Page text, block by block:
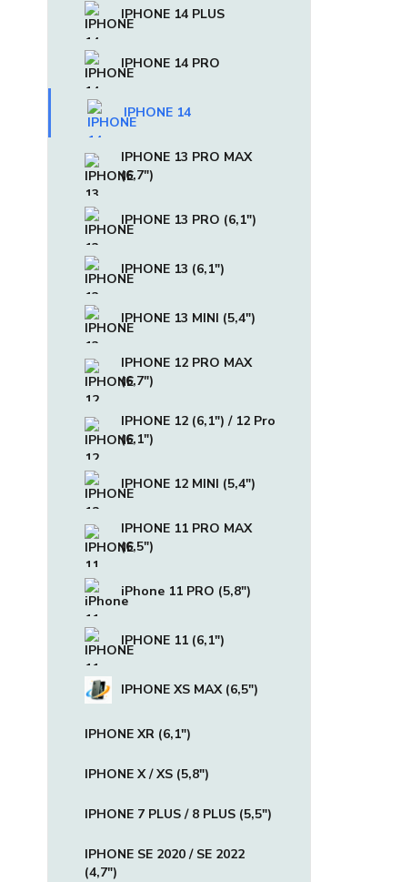
IPHONE 14 PLUS
IPHONE 14 PRO
IPHONE 14
IPHONE 13 PRO MAX
(6,7")
IPHONE 13 PRO (6,1")
IPHONE 13 (6,1")
IPHONE 13 MINI (5,4")
IPHONE 12 PRO MAX
(6,7")
IPHONE 12 (6,1") / 12 Pro
(6,1")
IPHONE 12 MINI (5,4")
IPHONE 11 PRO MAX
(6,5")
iPhone 11 PRO (5,8")
IPHONE 11 (6,1")
IPHONE XS MAX (6,5")
IPHONE XR (6,1")
IPHONE X / XS (5,8")
IPHONE 7 PLUS / 8 PLUS (5,5")
IPHONE SE 2020 / SE 2022
(4,7")